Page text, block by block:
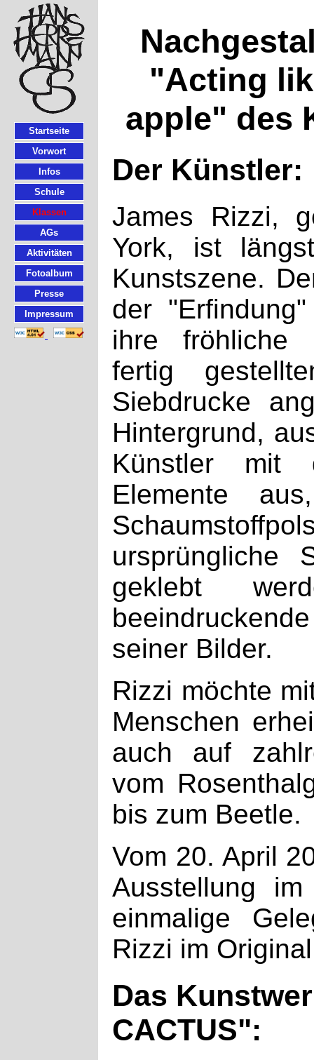
"Acting
apple" des
Der Künstler:
James Rizzi,
York, ist
Kunstszene.
der
ihre fröhliche
fertig
Siebdrucke
Hintergrund,
Künstler mit
Elemente
ursprüngliche
geklebt
seiner Bilder.
Rizzi möchte
Menschen
auch auf
vom
bis zum Beetle.
Vom 20. April
Ausstellung im
einmalige
Rizzi im
Das
CACTUS":
Startseite
Vorwort
Infos
Schule
Klassen
AGs
Aktivitäten
Fotoalbum
Presse
Impressum